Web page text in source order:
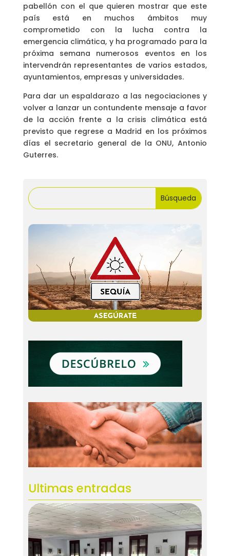
pabellón con el que quieren mostrar que este
país está en muchos ámbitos muy
comprometido con la lucha contra la
emergencia climática, y ha programado para la
próxima semana numerosos eventos en los
intervendrán representantes de varios estados,
ayuntamientos, empresas y universidades.
Para dar un espaldarazo a las negociaciones y
volver a lanzar un contundente mensaje a favor
de la acción frente a la crisis climática está
previsto que regrese a Madrid en los próximos
días el secretario general de la ONU, Antonio
Guterres.
Ultimas entradas